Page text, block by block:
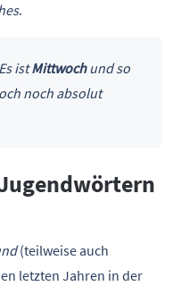
.
istMittwochund so
noch absolut
(teilweise auch
letzten Jahren in der